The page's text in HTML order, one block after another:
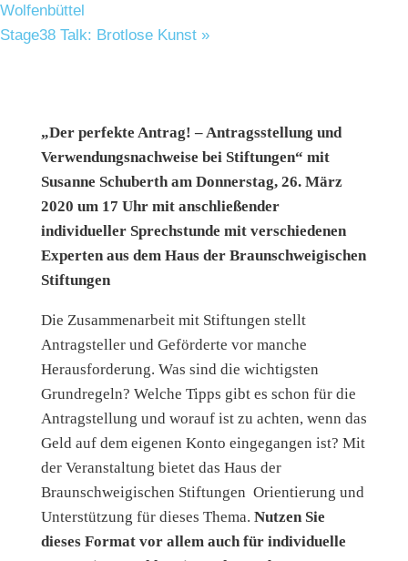
Wolfenbüttel
Stage38 Talk: Brotlose Kunst »
„Der perfekte Antrag! – Antragsstellung und
Verwendungsnachweise bei Stiftungen“ mit
Susanne Schuberth am Donnerstag, 26. März
2020 um 17 Uhr mit anschließender
individueller Sprechstunde mit verschiedenen
Experten aus dem Haus der Braunschweigischen
Stiftungen
Die Zusammenarbeit mit Stiftungen stellt
Antragsteller und Geförderte vor manche
Herausforderung. Was sind die wichtigsten
Grundregeln? Welche Tipps gibt es schon für die
Antragstellung und worauf ist zu achten, wenn das
Geld auf dem eigenen Konto eingegangen ist? Mit
der Veranstaltung bietet das Haus der
Braunschweigischen Stiftungen Orientierung und
Unterstützung für dieses Thema. Nutzen Sie
dieses Format vor allem auch für individuelle